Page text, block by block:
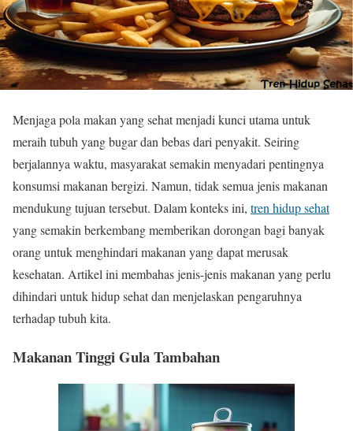
Menjaga pola makan yang sehat menjadi kunci utama untuk
meraih tubuh yang bugar dan bebas dari penyakit. Seiring
berjalannya waktu, masyarakat semakin menyadari pentingnya
konsumsi makanan bergizi. Namun, tidak semua jenis makanan
mendukung tujuan tersebut. Dalam konteks ini, tren hidup sehat
yang semakin berkembang memberikan dorongan bagi banyak
orang untuk menghindari makanan yang dapat merusak
kesehatan. Artikel ini membahas jenis-jenis makanan yang perlu
dihindari untuk hidup sehat dan menjelaskan pengaruhnya
terhadap tubuh kita.
Makanan Tinggi Gula Tambahan